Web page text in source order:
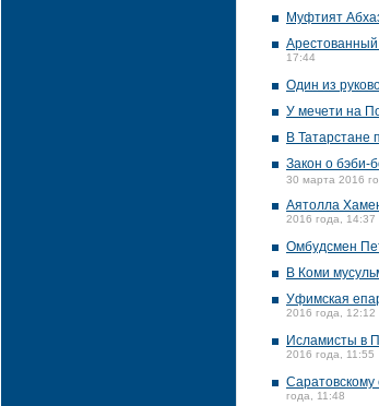
Муфтият
17:44
Один из
У мечети на
В Татарстане
Закон о бэби-
30 марта 2016
Аятолла
2016 года, 14:37
Омбудсмен
В Коми
Уфимская
2016 года, 12:12
Исламисты в
2016 года, 11:55
Саратовскому
года, 11:48